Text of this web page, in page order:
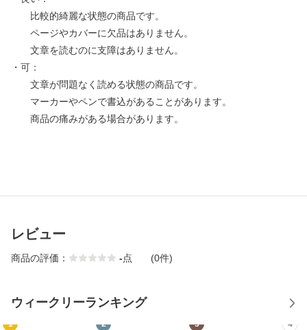
比較的綺麗な状態の商品です。
ページやカバーに欠品はありません。
文章を読むのに支障はありません。
・可：
文章が問題なく読める状態の商品です。
マーカーやペンで書込があることがあります。
商品の痛みがある場合があります。
レビュー
商品の評価： -点 (0件)
ウィークリーランキング
1 2 3 4